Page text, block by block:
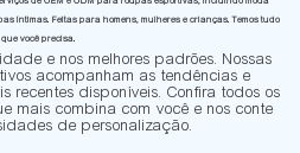
íntimas. Feitas para homens, mulheres e crianças. Temos tudo
que você precisa.
e nos melhores padrões. Nossas
acompanham as tendências e
recentes disponíveis. Confira todos os
mais combina com você e nos conte
de personalização.